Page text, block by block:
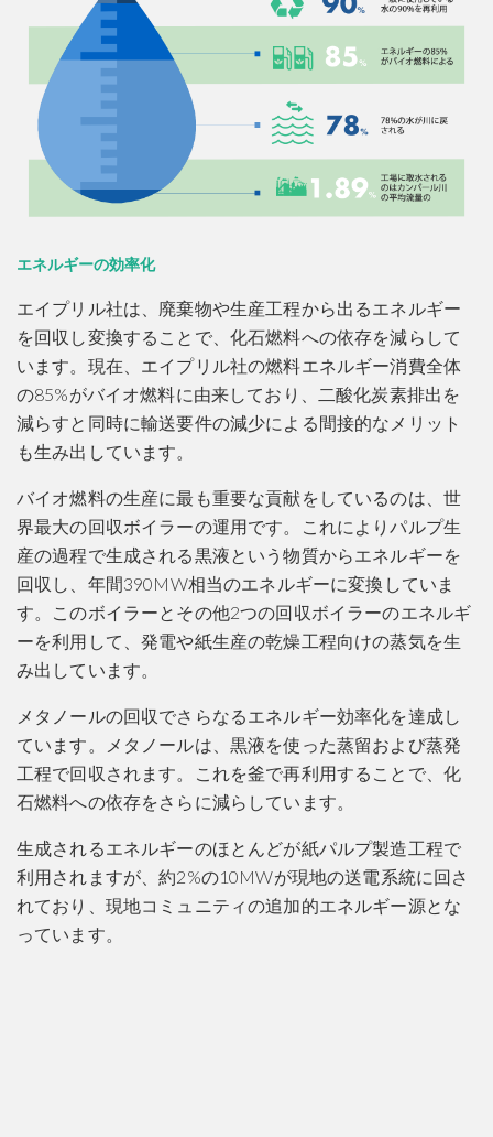
エネルギーの効率化
エイプリル社は、廃棄物や生産工程から出るエネルギー
を回収し変換することで、化石燃料への依存を減らして
います。現在、エイプリル社の燃料エネルギー消費全体
の85%がバイオ燃料に由来しており、二酸化炭素排出を
減らすと同時に輸送要件の減少による間接的なメリット
も生み出しています。
バイオ燃料の生産に最も重要な貢献をしているのは、世
界最大の回収ボイラーの運用です。これによりパルプ生
産の過程で生成される黒液という物質からエネルギーを
回収し、年間390MW相当のエネルギーに変換していま
す。このボイラーとその他2つの回収ボイラーのエネルギ
ーを利用して、発電や紙生産の乾燥工程向けの蒸気を生
み出しています。
メタノールの回収でさらなるエネルギー効率化を達成し
ています。メタノールは、黒液を使った蒸留および蒸発
工程で回収されます。これを釜で再利用することで、化
石燃料への依存をさらに減らしています。
生成されるエネルギーのほとんどが紙パルプ製造工程で
利用されますが、約2%の10MWが現地の送電系統に回さ
れており、現地コミュニティの追加的エネルギー源とな
っています。